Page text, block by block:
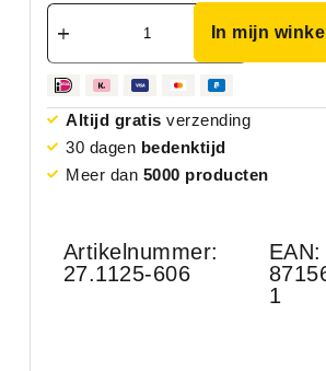
In mijn
Altijd gratis verzending
30 dagen bedenktijd
Meer dan 5000 producten
Artikelnummer:
27.1125-606
EAN:
1